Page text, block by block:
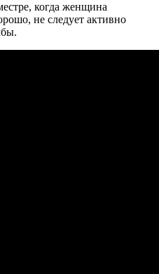
когда женщина
не следует активно